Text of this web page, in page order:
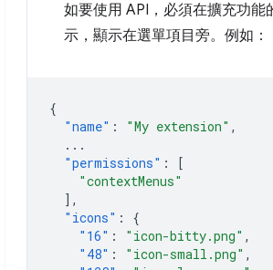
如要使用 API，必須在擴充功能
示，顯示在選單項目旁。例如：
{
"name" : "My extension" ,
...
"permissions" :
[
"contextMenus"
],
"icons" :
{
"16" : "icon-bitty.png" ,
"48" : "icon-small.png" ,